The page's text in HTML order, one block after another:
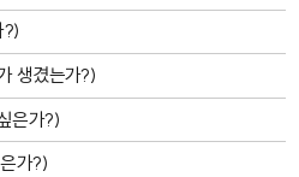
?)
생겼는가?)
은가?)
가?)